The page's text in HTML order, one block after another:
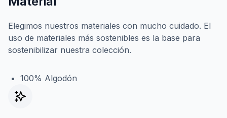
Elegimos nuestros materiales con mucho cuidado. El
uso de materiales más sostenibles es la base para
sostenibilizar nuestra colección.
100% Algodón